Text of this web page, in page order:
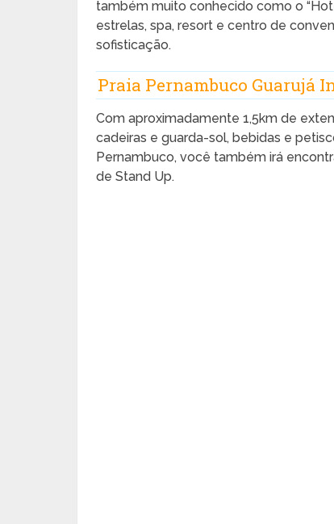
também muito conhecido como o
estrelas, spa, resort e centro de
sofisticação.
Praia Pernambuco Guarujá
Com aproximadamente 1,5km de
cadeiras e guarda-sol, bebidas e
Pernambuco, você também irá
de Stand Up.